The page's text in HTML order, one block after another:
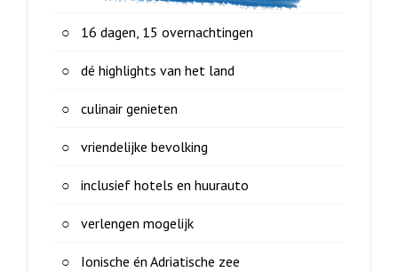
16 dagen, 15 overnachtingen
dé highlights van het land
culinair genieten
vriendelijke bevolking
inclusief hotels en huurauto
verlengen mogelijk
Ionische én Adriatische zee